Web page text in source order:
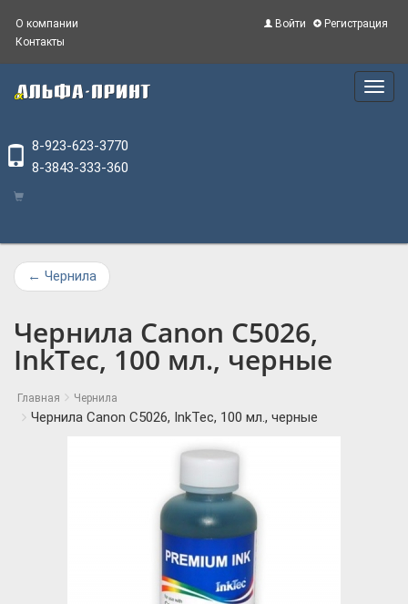
Войти Регистрация
О компании
Контакты
Main
Menu
8-923-623-3770
8-3843-333-360
← Чернила
Чернила Canon C5026,
InkTec, 100 мл., черные
Главная Чернила
Чернила Canon C5026, InkTec, 100 мл., черные